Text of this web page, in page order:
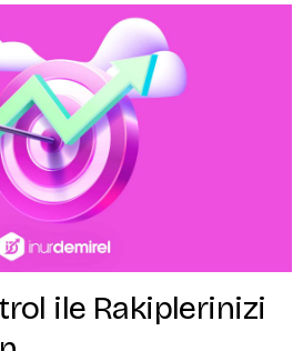
ile Rakiplerinizi